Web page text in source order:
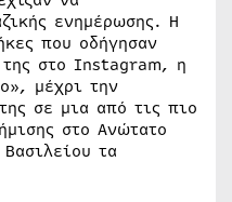
ενημέρωσης. Η
που οδήγησαν
της στο Instagram, η
μέχρι την
σε μια από τις πιο
στο Ανώτατο
τα